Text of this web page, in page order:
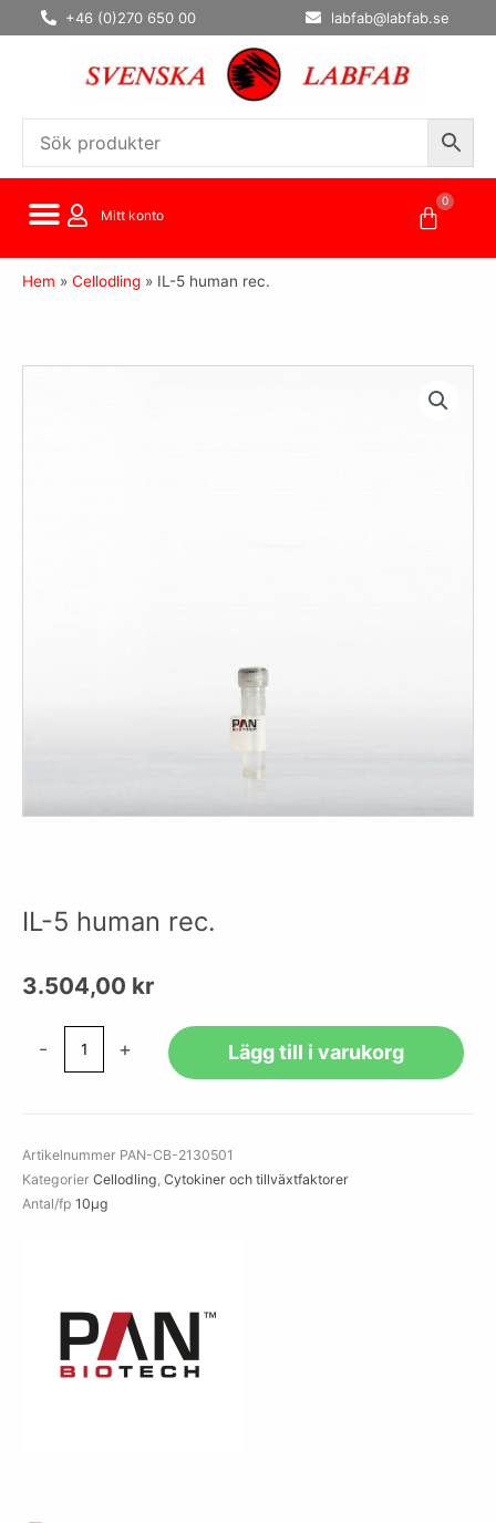
Hoppa
till
+46 (0)270 650 00 labfab@labfab.se
Mitt konto
0
Hem » Cellodling » IL-5 human rec.
IL-5 human rec.
3.504,00 kr
- + Lägg till i varukorg
Artikelnummer PAN-CB-2130501
Kategorier Cellodling, Cytokiner och tillväxtfaktorer
Antal/fp 10µg